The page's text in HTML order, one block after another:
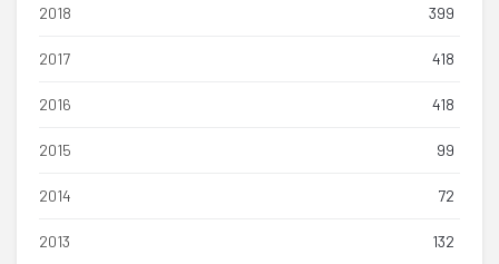
2018 399
2017 418
2016 418
2015 99
2014 72
2013 132